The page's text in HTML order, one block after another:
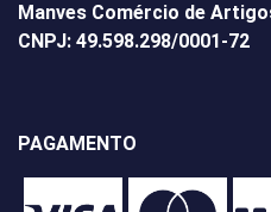
Manves Comércio de
CNPJ: 49.598.298/0001-72
PAGAMENTO